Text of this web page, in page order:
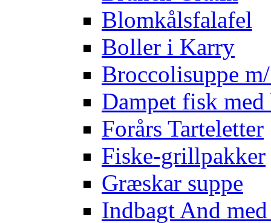
Blomkålsfalafel
Boller i Karry
Broccolisuppe
Dampet fisk
Forårs Tarteletter
Fiske-grillpakker
Græskar suppe
Indbagt And